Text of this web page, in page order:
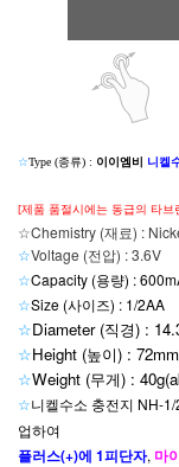
☆Type (종류) : 이이엠비 니켈
[제품 품절시에는 동급의 타
☆Chemistry (재료) :
☆Voltage (전압) : 3.6V
☆Capacity (용량) :
☆Size (사이즈) : 1/2AA
☆Diameter (직경) :
☆Height (높이) : 72mm
☆Weight (무게) :
☆니켈수소 충전지 NH-
업하여
플러스(+)에 1피단자, 마